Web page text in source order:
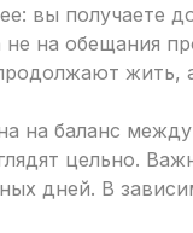
вы получаете
на обещания
жить,
на баланс между
цельно.
дней. В